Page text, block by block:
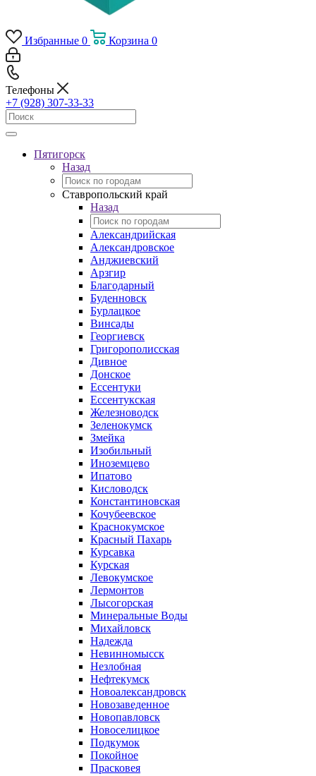
Избранные 0 Корзина 0
Телефоны
+7 (928) 307-33-33
Пятигорск
Назад
Ставропольский край
Назад
Александрийская
Александровское
Анджиевский
Арзгир
Благодарный
Буденновск
Бурлацкое
Винсады
Георгиевск
Григорополисская
Дивное
Донское
Ессентуки
Ессентукская
Железноводск
Зеленокумск
Змейка
Изобильный
Иноземцево
Ипатово
Кисловодск
Константиновская
Кочубеевское
Краснокумское
Красный Пахарь
Курсавка
Курская
Левокумское
Лермонтов
Лысогорская
Минеральные Воды
Михайловск
Надежда
Невинномысск
Незлобная
Нефтекумск
Новоалександровск
Новозаведенное
Новопавловск
Новоселицкое
Подкумок
Покойное
Прасковея